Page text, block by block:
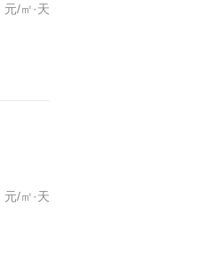
元/㎡·天
元/㎡·天